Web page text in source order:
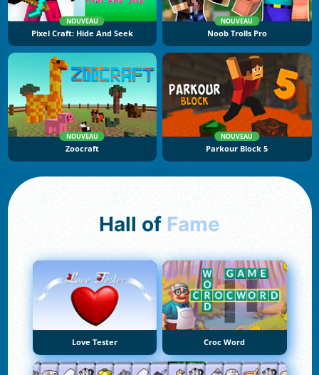
NOUVEAU
Pixel Craft: Hide And Seek
NOUVEAU
Noob Trolls Pro
NOUVEAU
Zoocraft
NOUVEAU
Parkour Block 5
Hall of Fame
Love Tester Croc Word